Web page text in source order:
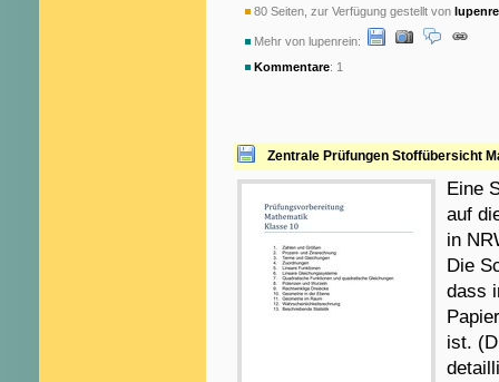
80 Seiten, zur Verfügung gestellt von
Mehr von lupenrein:
Kommentare: 1
Zentrale Prüfungen Stoffübersicht
Eine
auf
in
Die
dass
ist.